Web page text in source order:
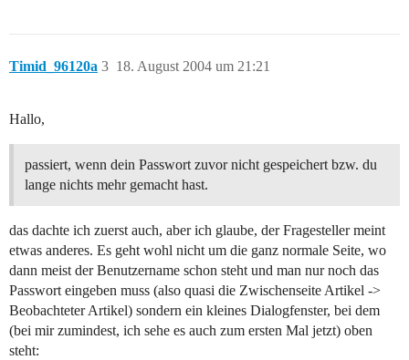
Timid_96120a 18. August 2004 um 21:21
3
Hallo,
passiert, wenn dein Passwort zuvor nicht gespeichert bzw. du
lange nichts mehr gemacht hast.
das dachte ich zuerst auch, aber ich glaube, der Fragesteller meint
etwas anderes. Es geht wohl nicht um die ganz normale Seite, wo
dann meist der Benutzername schon steht und man nur noch das
Passwort eingeben muss (also quasi die Zwischenseite Artikel ->
Beobachteter Artikel) sondern ein kleines Dialogfenster, bei dem
(bei mir zumindest, ich sehe es auch zum ersten Mal jetzt) oben
steht: